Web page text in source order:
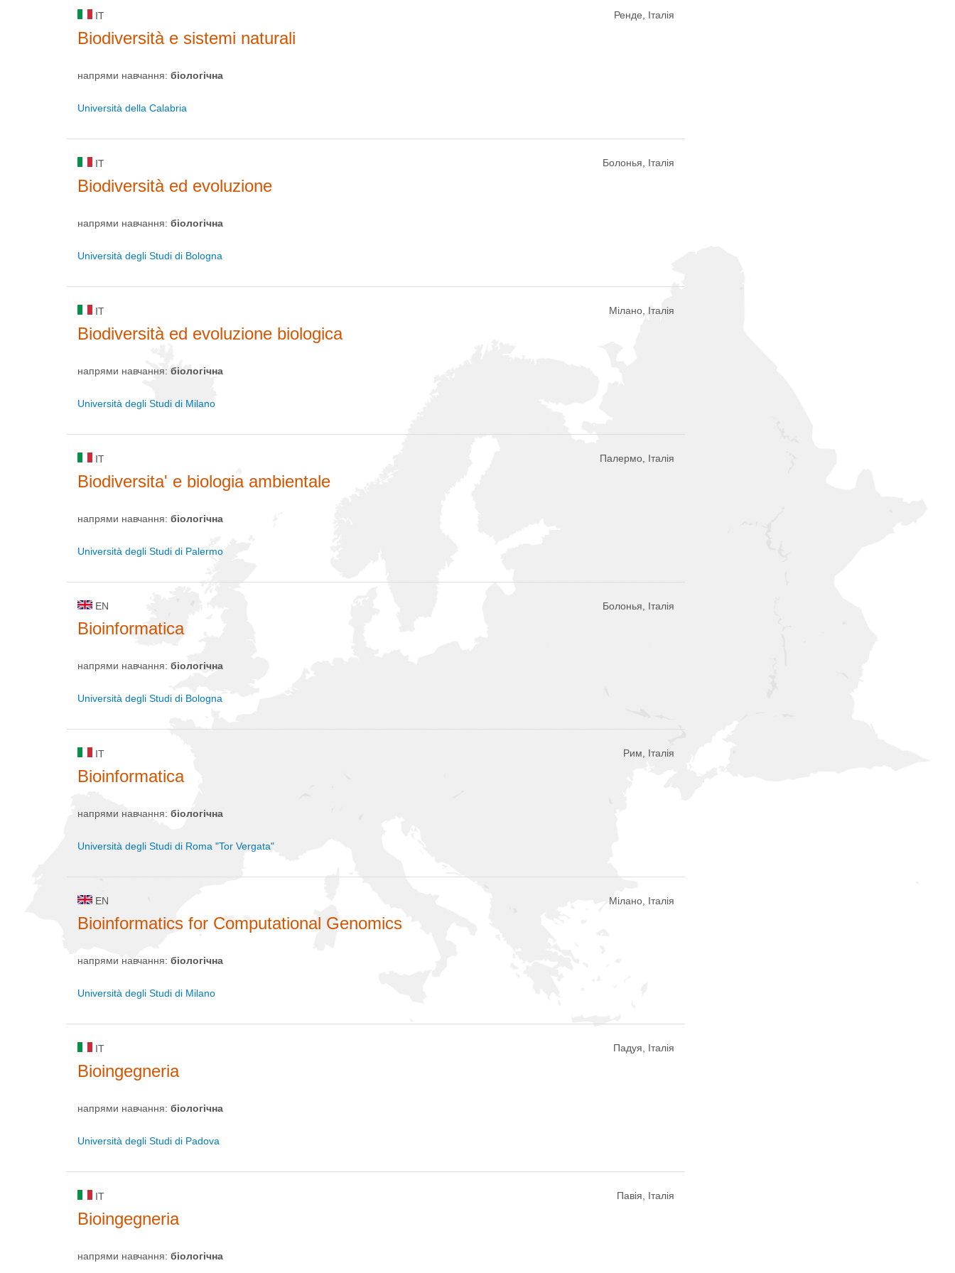
IT Ренде, Італія
Biodiversità e sistemi naturali
напрями навчання: біологічна
Università della Calabria
IT Болонья, Італія
Biodiversità ed evoluzione
напрями навчання: біологічна
Università degli Studi di Bologna
IT Мілано, Італія
Biodiversità ed evoluzione biologica
напрями навчання: біологічна
Università degli Studi di Milano
IT Палермо, Італія
Biodiversita' e biologia ambientale
напрями навчання: біологічна
Università degli Studi di Palermo
EN Болонья, Італія
Bioinformatica
напрями навчання: біологічна
Università degli Studi di Bologna
IT Рим, Італія
Bioinformatica
напрями навчання: біологічна
Università degli Studi di Roma "Tor Vergata"
EN Мілано, Італія
Bioinformatics for Computational Genomics
напрями навчання: біологічна
Università degli Studi di Milano
IT Падуя, Італія
Bioingegneria
напрями навчання: біологічна
Università degli Studi di Padova
IT Павія, Італія
Bioingegneria
напрями навчання: біологічна